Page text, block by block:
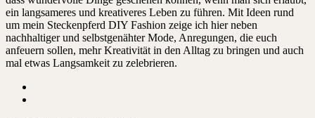
ein langsameres und kreativeres Leben zu führen. Mit Ideen rund
um mein Steckenpferd DIY Fashion zeige ich hier neben
nachhaltiger und selbstgenähter Mode, Anregungen, die euch
anfeuern sollen, mehr Kreativität in den Alltag zu bringen und auch
mal etwas Langsamkeit zu zelebrieren.